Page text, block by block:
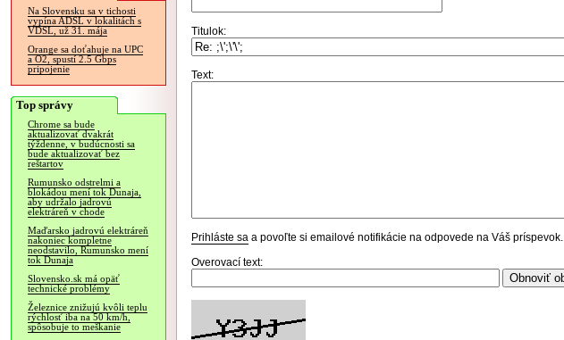
Na Slovensku sa v tichosti
vypína ADSL v lokalitách s
VDSL, už 31. mája
Orange sa doťahuje na UPC
a O2, spustí 2.5 Gbps
pripojenie
Top správy
Chrome sa bude
aktualizovať dvakrát
týždenne, v budúcnosti sa
bude aktualizovať bez
reštartov
Rumunsko odstrelmi a
blokádou mení tok Dunaja,
aby udržalo jadrovú
elektráreň v chode
Maďarsko jadrovú elektráreň
nakoniec kompletne
neodstavilo, Rumunsko mení
tok Dunaja
Slovensko.sk má opäť
technické problémy
Železnice znižujú kvôli teplu
rýchlosť iba na 50 km/h,
spôsobuje to meškanie
Titulok:
Text:
Prihláste sa a povoľte si emailové notifikácie na odpovede na Váš príspevok.
Overovací text: